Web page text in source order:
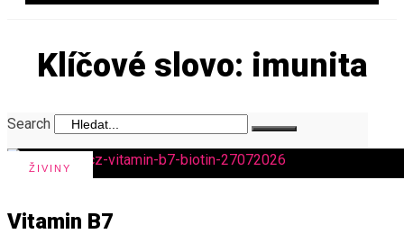
Klíčové slovo: imunita
Search
ŽIVINY
Vitamin B7